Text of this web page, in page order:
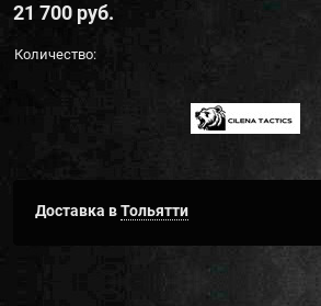
21 700 руб.
Количество:
Доставка вТольятти